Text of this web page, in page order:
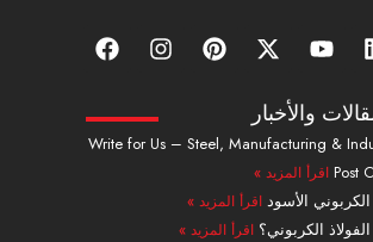
ي
و
ي
و
ب
إ
ك
-
ت
و
ي
ت
ر
ب
ي
ي
ت
ا
ن
ج
ر
ف
ي
و
ك
والأخبار
Write for Us – Steel, Manufacturing &
Post اقرأ المزيد »
الكربوني الأسود اقرأ المزيد »
الكربوني؟ اقرأ المزيد »